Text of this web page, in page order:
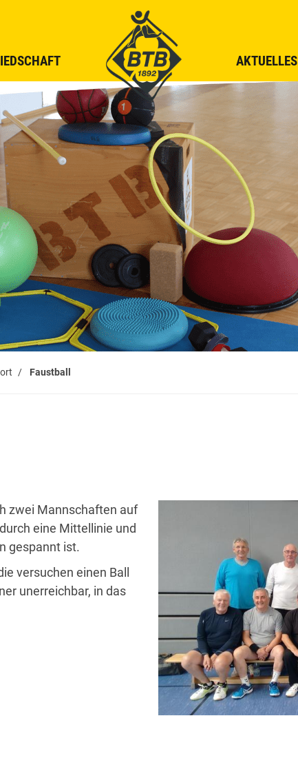
AKTUELLES
Faustball
zwei Mannschaften auf
eine Mittellinie und
gespannt ist.
versuchen einen Ball
unerreichbar, in das